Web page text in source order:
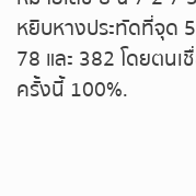
หยิบหางประทัดที่จุด
78 และ 382 โดยตนเ
ครั้งนี้ 100%.